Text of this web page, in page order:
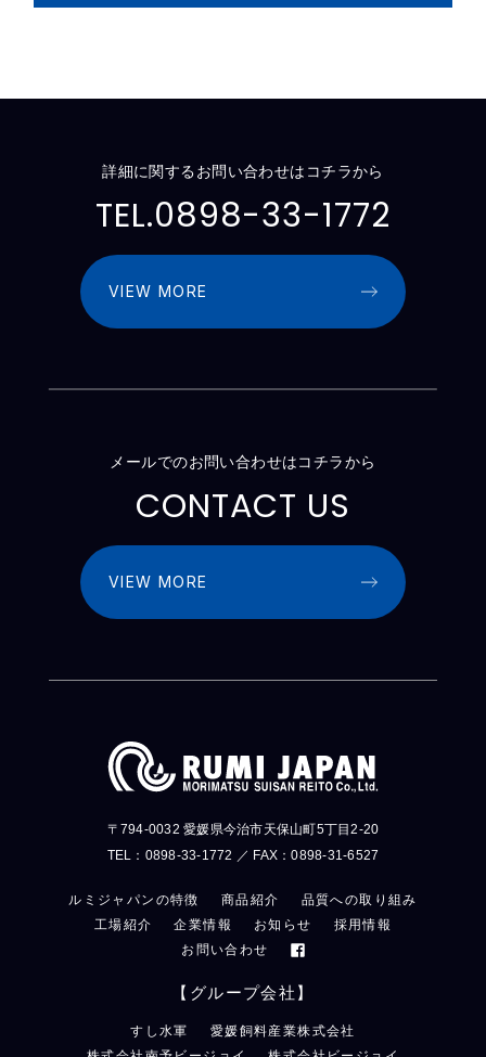
詳細に関するお問い合わせはコチラから
TEL.0898-33-1772
VIEW MORE
メールでのお問い合わせはコチラから
CONTACT US
VIEW MORE
〒794-0032 愛媛県今治市天保山町5丁目2-20
TEL： 0898-33-1772 ／ FAX：0898-31-6527
ルミジャパンの特徴 商品紹介
品質への取り組み
工場紹介
企業情報 お知らせ
採用情報
お問い合わせ
【グループ会社】
すし水軍
愛媛飼料産業株式会社